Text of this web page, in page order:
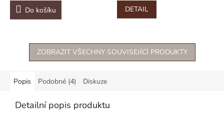
Do košíku DETAIL
ZOBRAZIT VŠECHNY SOUVISEJÍCÍ PRODUKTY
Popis Podobné (4) Diskuze
Detailní popis produktu